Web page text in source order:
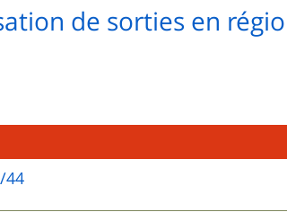
de sorties en
44